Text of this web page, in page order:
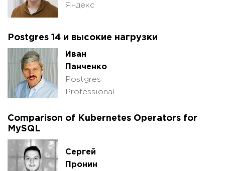
Яндекс
Postgres 14 и высокие нагрузки
Иван
Панченко
Postgres
Professional
Comparison of Kubernetes Operators for
MySQL
Сергей
Пронин